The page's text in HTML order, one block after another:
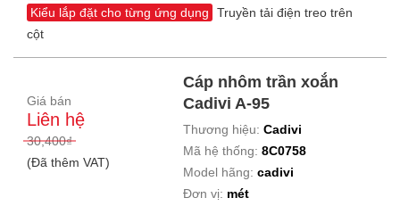
Kiểu lắp đặt cho từng ứng dụng
Truyền tải điện treo trên
cột
Giá bán
Liên hệ
30,400₫
(Đã thêm VAT)
Cáp nhôm trần xoắn
Cadivi A-95
Thương hiệu:Cadivi
Mã hệ thống:8C0758
Model hãng:cadivi
Đơn vị: mét